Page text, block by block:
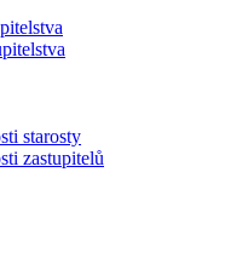
starosty
zastupitelů